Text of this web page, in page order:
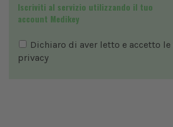
Iscriviti al servizio utilizzando il tuo
account Medikey
Dichiaro di aver letto e accetto
privacy